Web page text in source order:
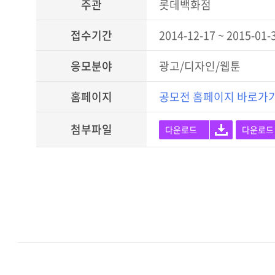
주관
롯데백화점
접수기간
2014-12-17 ~ 2015-01-
응모분야
광고/디자인/웹툰
홈페이지
공모전 홈페이지 바로가
첨부파일
다운로드 다운로드